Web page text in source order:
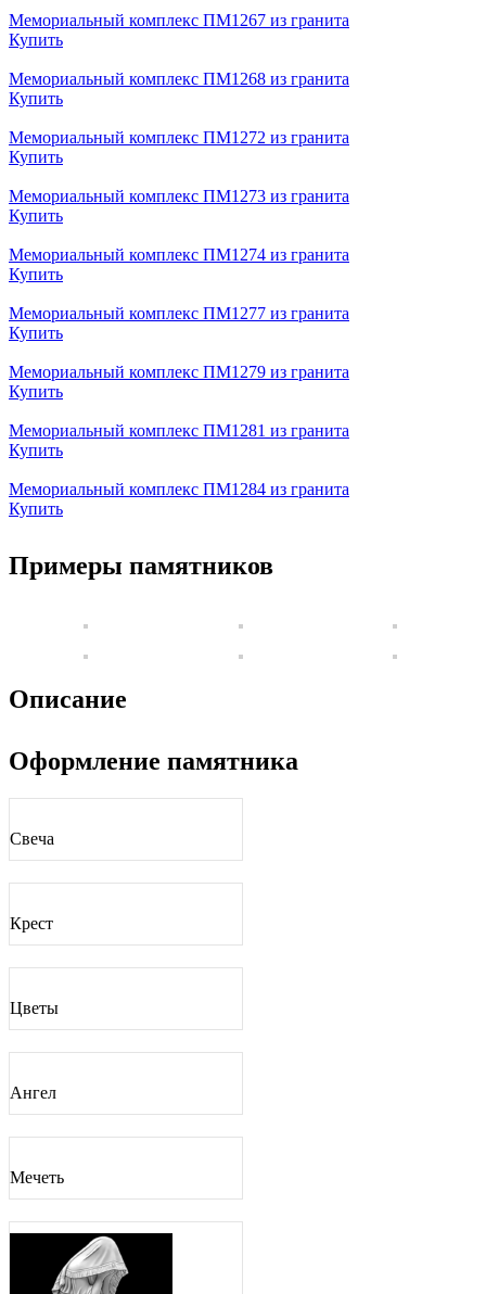
Мемориальный комплекс ПМ1267 из гранита
Купить
Мемориальный комплекс ПМ1268 из гранита
Купить
Мемориальный комплекс ПМ1272 из гранита
Купить
Мемориальный комплекс ПМ1273 из гранита
Купить
Мемориальный комплекс ПМ1274 из гранита
Купить
Мемориальный комплекс ПМ1277 из гранита
Купить
Мемориальный комплекс ПМ1279 из гранита
Купить
Мемориальный комплекс ПМ1281 из гранита
Купить
Мемориальный комплекс ПМ1284 из гранита
Купить
Примеры памятников
Описание
Оформление памятника
Свеча
Крест
Цветы
Ангел
Мечеть